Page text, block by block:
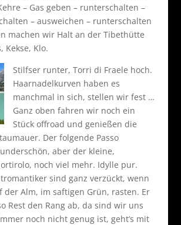
– Gas geben – runterschalten –
– ausweichen – runterschalten
machen wir Halt an der Tibethütte
Kekse, Klo.
Stilfser runter, Torri di Fraele hoch.
Haarnadelkurven haben es
manchmal in sich, stellen wir fest …
Ganz oben fahren wir noch ein
Stück offroad und genießen die
Der folgende Passo
aber der kleine,
noch viel mehr. Idylle pur.
sind ganz verzückt, wenn
der Alm, im saftigen Grün, rasten. Er
Rest den Rang ab, da sind wir uns
noch nicht genug ist, geht’s mit